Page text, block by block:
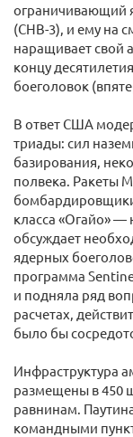
ограничивающий
(СНВ-3), и ему на
наращивает свой
концу
боеголовок
В ответ США
триады: сил
базирования,
полвека. Ракеты
класса «Огайо» —
обсуждает
ядерных
программа
и подняла ряд
расчетах,
было бы
Инфраструктура
размещены в 450
равнинам.
командными